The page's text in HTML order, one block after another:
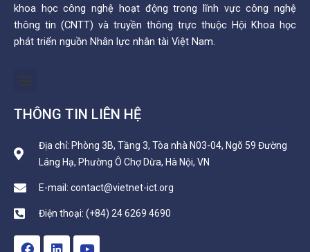
khoa học công nghệ hoạt động trong lĩnh vực công nghệ
thông tin (CNTT) và truyền thông trực thuộc Hội Khoa học
phát triển nguồn Nhân lực nhân tài Việt Nam.
Menu
THÔNG TIN LIÊN HỆ
Địa chỉ: Phòng 3B, Tầng 3, Tòa nhà N03-04, Ngõ 59 Đường
Láng Hạ, Phường Ô Chợ Dừa, Hà Nội, VN
E-mail: contact@vietnet-ict.org
Điện thoại: (+84) 24 6269 4690
F
L
Y